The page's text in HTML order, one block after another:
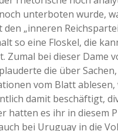
a
a
d
unterboten wurde,
„inneren
so eine Floskel, die
Zumal bei dieser Dame
die über
vom Blatt
damit beschäftigt,
hatten es ihr in diesem
bei Uruguay in die